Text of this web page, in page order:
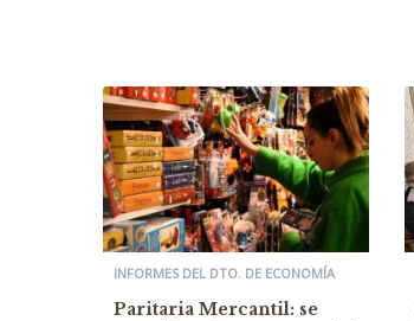
INFORMES DEL DTO. DE ECONOMÍA
Paritaria Mercantil: se